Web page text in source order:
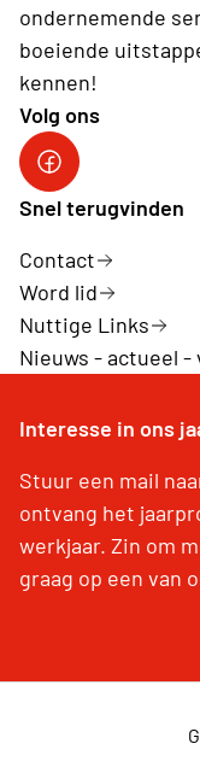
ondernemende
boeiende
kennen!
Volg ons
fb Neos Lommel
Snel terugvinden
Contact
Word lid
Nuttige Links
Nieuws - actueel -
Interesse in ons
Stuur een mail
ontvang het
werkjaar. Zin om
graag op een van